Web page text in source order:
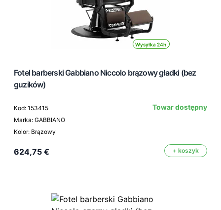
Wysyłka 24h
Fotel barberski Gabbiano Niccolo brązowy gładki (bez
guzików)
Kod: 153415
Marka: GABBIANO
Kolor: Brązowy
Towar dostępny
624,75 € + koszyk